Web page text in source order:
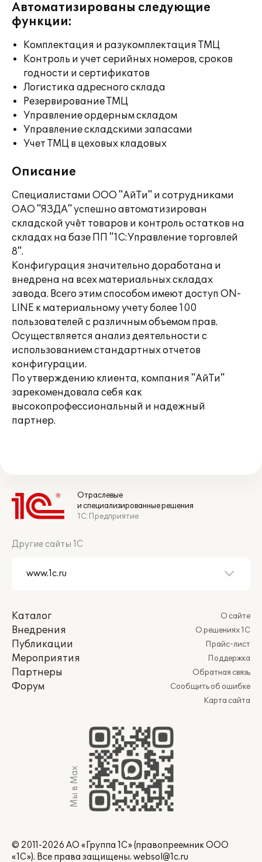
Автоматизированы следующие
функции:
Комплектация и разукомплектация ТМЦ
Контроль и учет серийных номеров, сроков
годности и сертификатов
Логистика адресного склада
Резервирование ТМЦ
Управление ордерным складом
Управление складскими запасами
Учет ТМЦ в цеховых кладовых
Описание
Специалистами ООО "АйТи" и сотрудниками
ОАО "ЯЗДА" успешно автоматизирован
складской учёт товаров и контроль остатков на
складах на базе ПП "1С:Управление торговлей
8".
Конфигурация значительно доработана и
внедрена на всех материальных складах
завода. Всего этим способом имеют доступ ON-
LINE к материальному учету более 100
пользователей с различным объемом прав.
Осуществляется анализ деятельности с
использованием стандартных отчетов
конфигурации.
По утверждению клиента, компания "АйТи"
зарекомендовала себя как
высокопрофессиональный и надежный
партнер.
Отраслевые
и специализированные решения
1С:Предприятие
Другие сайты 1С
Каталог
Внедрения
Публикации
Мероприятия
Партнеры
Форум
О сайте
О решениях 1С
Прайс-лист
Поддержка
Обратная связь
Сообщить об ошибке
Карта сайта
Мы в Max
© 2011-2026 АО «Группа 1С» (правопреемник ООО
«1С»). Все права защищены. websol@1c.ru